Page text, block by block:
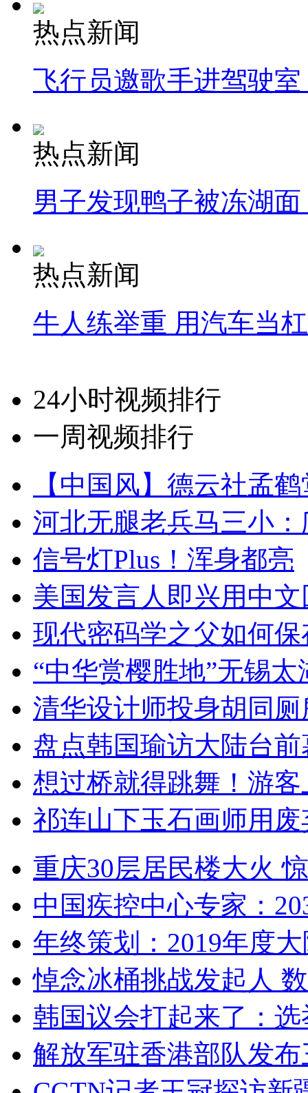
热点新闻
飞行员邀歌手进驾驶
热点新闻
男子发现鸭子被冻湖
热点新闻
牛人练举重 用汽车当
24小时视频排行
一周视频排行
【中国风】德云社孟
河北无腿老兵马三小
信号灯Plus！浑身都亮
美国发言人即兴用中
现代密码学之父如何
“中华赏樱胜地”无锡
清华设计师投身胡同
盘点韩国瑜访大陆台
想过桥就得跳舞！游客
祁连山下玉石画师用
重庆30层居民楼大火
中国疾控中心专家：
年终策划：2019年度
悼念冰桶挑战发起人
韩国议会打起来了：
解放军驻香港部队发